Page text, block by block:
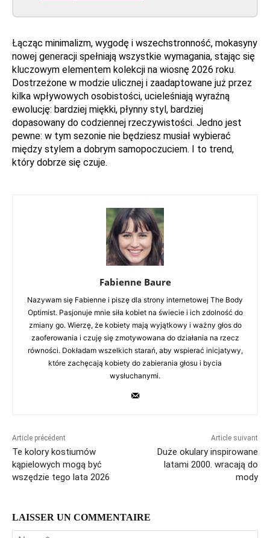
Łącząc minimalizm, wygodę i wszechstronność, mokasyny
nowej generacji spełniają wszystkie wymagania, stając się
kluczowym elementem kolekcji na wiosnę 2026 roku.
Dostrzeżone w modzie ulicznej i zaadaptowane już przez
kilka wpływowych osobistości, ucieleśniają wyraźną
ewolucję: bardziej miękki, płynny styl, bardziej
dopasowany do codziennej rzeczywistości. Jedno jest
pewne: w tym sezonie nie będziesz musiał wybierać
między stylem a dobrym samopoczuciem. I to trend,
który dobrze się czuje.
Fabienne Baure
Nazywam się Fabienne i piszę dla strony internetowej The Body
Optimist. Pasjonuje mnie siła kobiet na świecie i ich zdolność do
zmiany go. Wierzę, że kobiety mają wyjątkowy i ważny głos do
zaoferowania i czuję się zmotywowana do działania na rzecz
równości. Dokładam wszelkich starań, aby wspierać inicjatywy,
które zachęcają kobiety do zabierania głosu i bycia
wysłuchanymi.
Article précédent
Te kolory kostiumów
kąpielowych mogą być
wszędzie tego lata 2026
Article suivant
Duże okulary inspirowane
latami 2000. wracają do
mody
LAISSER UN COMMENTAIRE